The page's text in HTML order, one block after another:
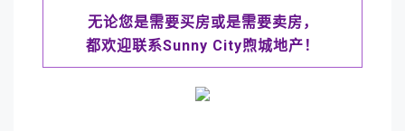
无论您是需要买房或是需要卖房，
都欢迎联系Sunny City煦城地产！